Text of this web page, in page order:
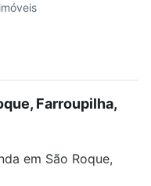
Farroupilha,
em São Roque,